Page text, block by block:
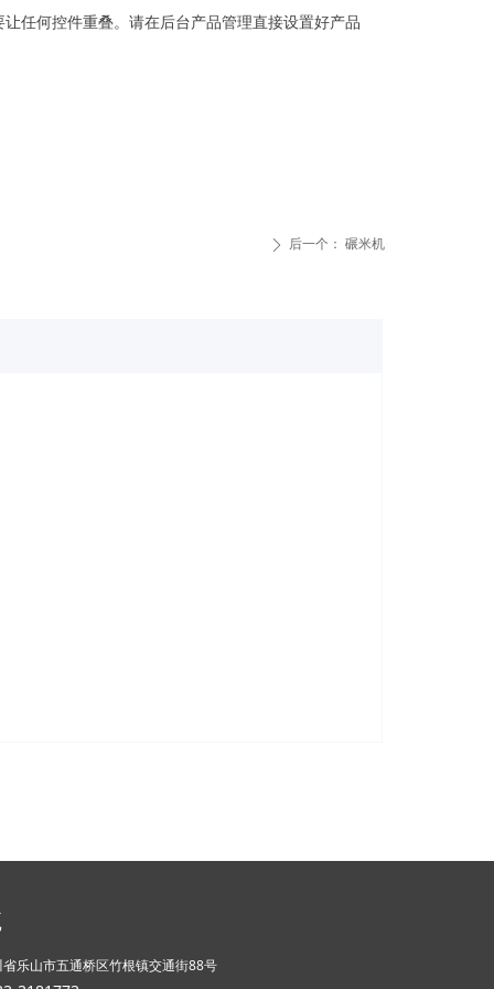
ꄲ 后一个： 碾米机
任何控件重叠。请在后台产品管理直接设置好产品
省乐山市五通桥区竹根镇交通街88号